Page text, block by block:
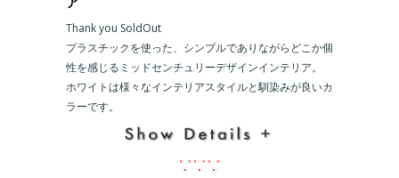
Thank you SoldOut
プラスチックを使った、シンプルでありながらどこか個
性を感じるミッドセンチュリーデザインインテリア。
ホワイトは様々なインテリアスタイルと馴染みが良いカ
ラーです。
∵∵∵